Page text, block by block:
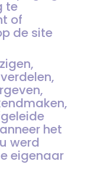
te
of
de site
het
werd
eigenaar